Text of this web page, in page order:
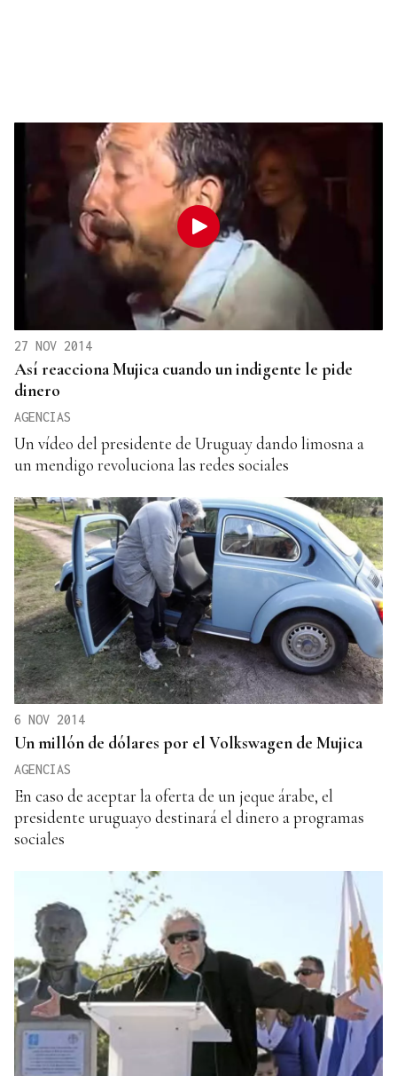
27 NOV 2014
Así reacciona Mujica cuando un indigente le pide
dinero
AGENCIAS
Un vídeo del presidente de Uruguay dando limosna a
un mendigo revoluciona las redes sociales
6 NOV 2014
Un millón de dólares por el Volkswagen de Mujica
AGENCIAS
En caso de aceptar la oferta de un jeque árabe, el
presidente uruguayo destinará el dinero a programas
sociales